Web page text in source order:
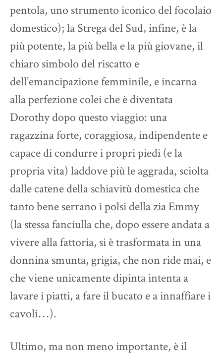
pentola, uno strumento iconico del focolaio
domestico); la Strega del Sud, infine, è la
più potente, la più bella e la più giovane, il
chiaro simbolo del riscatto e
dell’emancipazione femminile, e incarna
alla perfezione colei che è diventata
Dorothy dopo questo viaggio: una
ragazzina forte, coraggiosa, indipendente e
capace di condurre i propri piedi (e la
propria vita) laddove più le aggrada, sciolta
dalle catene della schiavitù domestica che
tanto bene serrano i polsi della zia Emmy
(la stessa fanciulla che, dopo essere andata a
vivere alla fattoria, si è trasformata in una
donnina smunta, grigia, che non ride mai, e
che viene unicamente dipinta intenta a
lavare i piatti, a fare il bucato e a innaffiare i
cavoli…).
Ultimo, ma non meno importante, è il